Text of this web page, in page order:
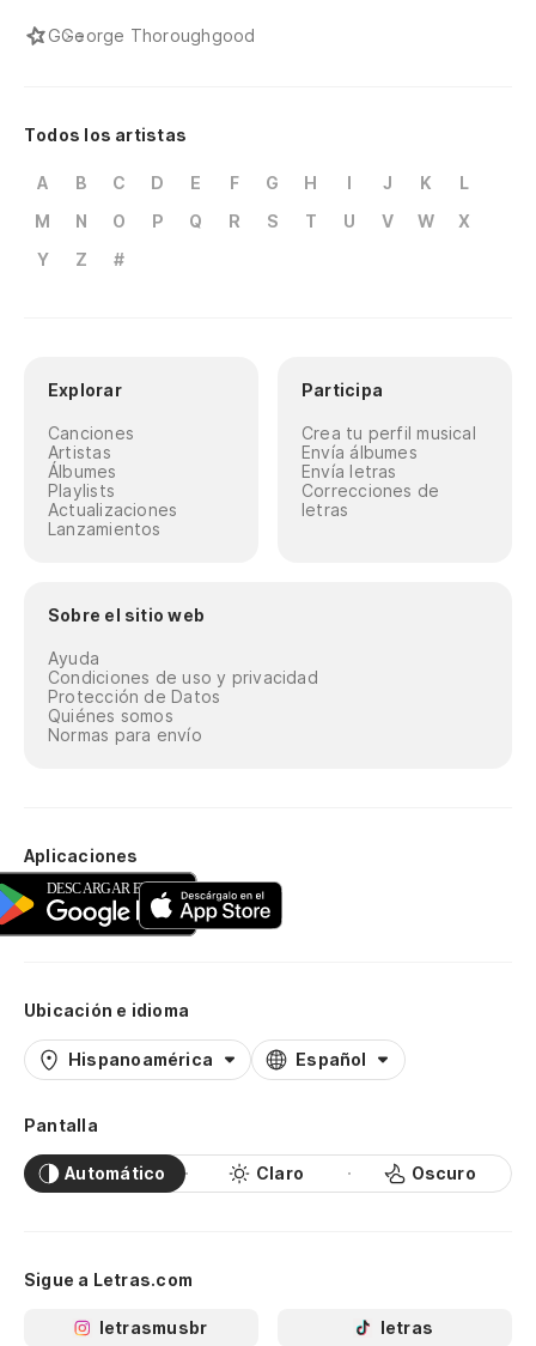
GGeorge Thoroughgood
Todos los artistas
A B C D E F G H I J K
L
M
N O P Q R S T U V W
X
Y
Z #
Explorar
Canciones
Artistas
Álbumes
Playlists
Actualizaciones
Lanzamientos
Participa
Crea tu perfil musical
Envía álbumes
Envía letras
Correcciones de
letras
Sobre el sitio web
Ayuda
Condiciones de uso y privacidad
Protección de Datos
Quiénes somos
Normas para envío
Aplicaciones
Ubicación e idioma
Hispanoamérica Español
Pantalla
Automático Claro Oscuro
Sigue a Letras.com
letrasmusbr letras